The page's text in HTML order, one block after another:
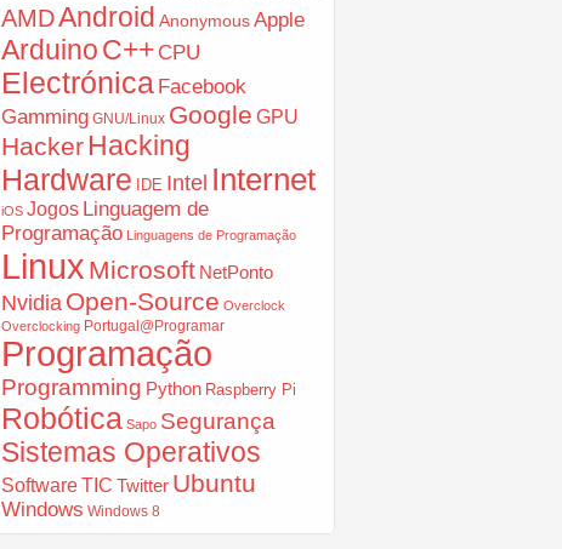
AMDAndroid AnonymousApple
ArduinoC++ CPU
Electrónica Facebook
Gamming GNU/Linux Google GPU
Hacker Hacking
Hardware IDE Intel Internet
iOS Jogos Linguagem de
Programação Linguagens de Programação
Linux Microsoft NetPonto
Nvidia Open-Source Overclock
Overclocking Portugal@Programar
Programação
Programming Python Raspberry Pi
Robótica Sapo Segurança
Sistemas Operativos
SoftwareTIC Twitter Ubuntu
Windows Windows 8